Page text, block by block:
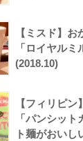
【ミスド】
「ロイヤルミ
(2018.10)
【フィリピ
「パンシッ
ト麺がおいし